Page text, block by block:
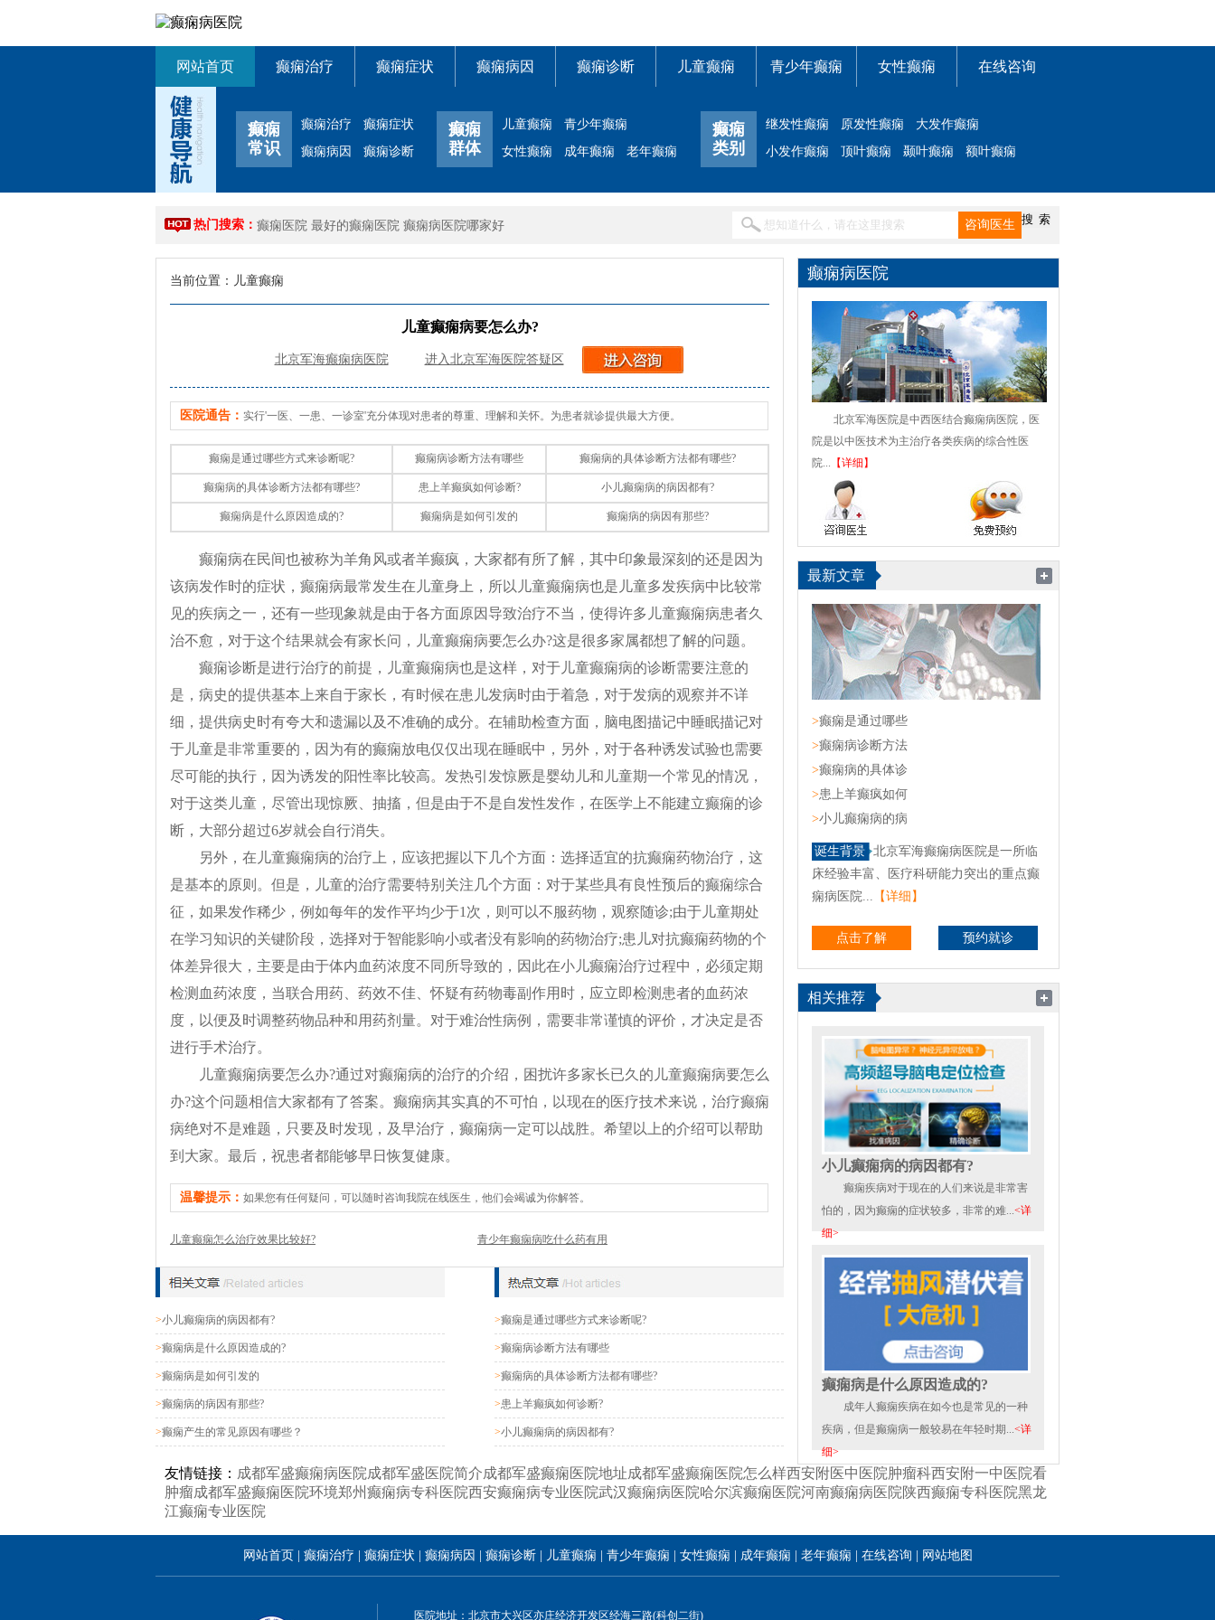
网站首页 癫痫治疗 癫痫症状 癫痫病因 癫痫诊断 儿童癫痫 青少年癫痫 女性癫痫 在线咨询
癫痫
常识
癫痫治疗
癫痫症状
癫痫病因
癫痫诊断
癫痫
群体
儿童癫痫
青少年癫痫
女性癫痫
成年癫痫 老年癫痫
癫痫
类别
继发性癫痫 原发性癫痫
大发作癫痫
小发作癫痫
顶叶癫痫 颞叶癫痫 额叶癫痫
热门搜索： 癫痫医院 最好的癫痫医院 癫痫病医院哪家好
当前位置： 儿童癫痫
儿童癫痫病要怎么办?
北京军海癫痫病医院 进入北京军海医院答疑区
医院通告： 实行'一医、一患、一诊室'充分体现对患者的尊重、理解和关怀。为患者就诊提供最大方便。
癫痫是通过哪些方式来诊断呢? 癫痫病诊断方法有哪些 癫痫病的具体诊断方法都有哪些?
癫痫病的具体诊断方法都有哪些? 患上羊癫疯如何诊断? 小儿癫痫病的病因都有?
癫痫病是什么原因造成的? 癫痫病是如何引发的 癫痫病的病因有那些?
癫痫病在民间也被称为羊角风或者羊癫疯，大家都有所了解，其中印象最深刻的还是因为
该病发作时的症状，癫痫病最常发生在儿童身上，所以儿童癫痫病也是儿童多发疾病中比较常
见的疾病之一，还有一些现象就是由于各方面原因导致治疗不当，使得许多儿童癫痫病患者久
治不愈，对于这个结果就会有家长问，儿童癫痫病要怎么办?这是很多家属都想了解的问题。
癫痫诊断是进行治疗的前提，儿童癫痫病也是这样，对于儿童癫痫病的诊断需要注意的
是，病史的提供基本上来自于家长，有时候在患儿发病时由于着急，对于发病的观察并不详
细，提供病史时有夸大和遗漏以及不准确的成分。在辅助检查方面，脑电图描记中睡眠描记对
于儿童是非常重要的，因为有的癫痫放电仅仅出现在睡眠中，另外，对于各种诱发试验也需要
尽可能的执行，因为诱发的阳性率比较高。发热引发惊厥是婴幼儿和儿童期一个常见的情况，
对于这类儿童，尽管出现惊厥、抽搐，但是由于不是自发性发作，在医学上不能建立癫痫的诊
断，大部分超过6岁就会自行消失。
另外，在儿童癫痫病的治疗上，应该把握以下几个方面：选择适宜的抗癫痫药物治疗，这
是基本的原则。但是，儿童的治疗需要特别关注几个方面：对于某些具有良性预后的癫痫综合
征，如果发作稀少，例如每年的发作平均少于1次，则可以不服药物，观察随诊;由于儿童期处
在学习知识的关键阶段，选择对于智能影响小或者没有影响的药物治疗;患儿对抗癫痫药物的个
体差异很大，主要是由于体内血药浓度不同所导致的，因此在小儿癫痫治疗过程中，必须定期
检测血药浓度，当联合用药、药效不佳、怀疑有药物毒副作用时，应立即检测患者的血药浓
度，以便及时调整药物品种和用药剂量。对于难治性病例，需要非常谨慎的评价，才决定是否
进行手术治疗。
儿童癫痫病要怎么办?通过对癫痫病的治疗的介绍，困扰许多家长已久的儿童癫痫病要怎么
办?这个问题相信大家都有了答案。癫痫病其实真的不可怕，以现在的医疗技术来说，治疗癫痫
病绝对不是难题，只要及时发现，及早治疗，癫痫病一定可以战胜。希望以上的介绍可以帮助
到大家。最后，祝患者都能够早日恢复健康。
温馨提示： 如果您有任何疑问，可以随时咨询我院在线医生，他们会竭诚为你解答。
儿童癫痫怎么治疗效果比较好? 青少年癫痫病吃什么药有用
>小儿癫痫病的病因都有?
>癫痫病是什么原因造成的?
>癫痫病是如何引发的
>癫痫病的病因有那些?
>癫痫产生的常见原因有哪些？
>癫痫是通过哪些方式来诊断呢?
>癫痫病诊断方法有哪些
>癫痫病的具体诊断方法都有哪些?
>患上羊癫疯如何诊断?
>小儿癫痫病的病因都有?
癫痫病医院
北京军海医院是中西医结合癫痫病医院，医
院是以中医技术为主治疗各类疾病的综合性医
院... 【详细】
最新文章
>癫痫是通过哪些
>癫痫病诊断方法
>癫痫病的具体诊
>患上羊癫疯如何
>小儿癫痫病的病
诞生背景 北京军海癫痫病医院是一所临
床经验丰富、医疗科研能力突出的重点癫
痫病医院... 【详细】
点击了解 预约就诊
相关推荐
小儿癫痫病的病因都有?
癫痫疾病对于现在的人们来说是非常害
怕的，因为癫痫的症状较多，非常的难...<详
细>
癫痫病是什么原因造成的?
成年人癫痫疾病在如今也是常见的一种
疾病，但是癫痫病一般较易在年轻时期...<详
细>
友情链接： 成都军盛癫痫病医院成都军盛医院简介成都军盛癫痫医院地址成都军盛癫痫医院怎么样西安附医中医院肿瘤科西安附一中医院看
肿瘤成都军盛癫痫医院环境郑州癫痫病专科医院西安癫痫病专业医院武汉癫痫病医院哈尔滨癫痫医院河南癫痫病医院陕西癫痫专科医院黑龙
江癫痫专业医院
网站首页 癫痫治疗 癫痫症状 癫痫病因 癫痫诊断| 儿童癫痫 青少年癫痫 女性癫痫 成年癫痫 老年癫痫 在线咨询 网站地图
医院地址：北京市大兴区亦庄经济开发区经海三路(科创二街)